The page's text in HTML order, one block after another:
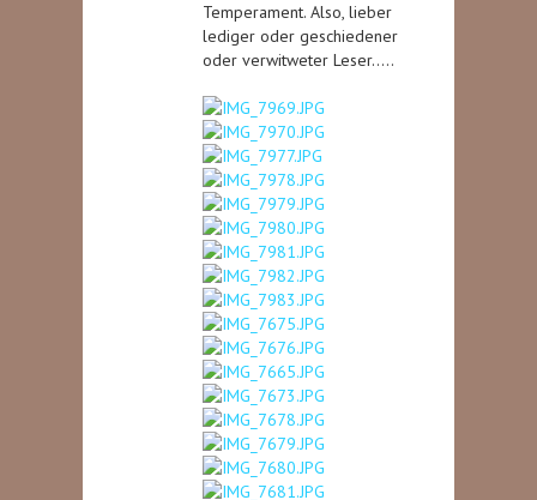
Temperament. Also, lieber
lediger oder geschiedener
oder verwitweter Leser…..